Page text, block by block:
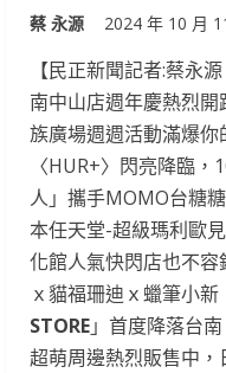
蔡 永源 2024 年 10 月
【民正新聞記者:蔡永
南中山店週年慶熱烈
族廣場週週活動滿爆
〈HUR+〉閃亮降臨
人」攜手MOMO台糖
本任天堂-超級瑪利歐
化館人氣快閃店也不
ｘ貓福珊迪ｘ蠟筆小
STORE」首度降落台
超萌周邊熱烈販售中